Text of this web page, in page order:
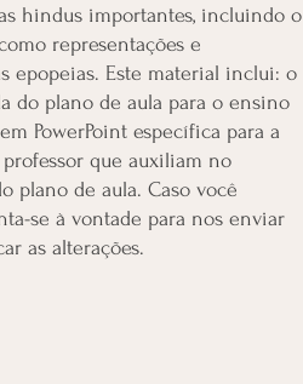
hindus importantes, incluindo o
representações e
epopeias. Este material inclui: o
do plano de aula para o ensino
PowerPoint específica para a
que auxiliam no
plano de aula. Caso você
se à vontade para nos enviar
as alterações.